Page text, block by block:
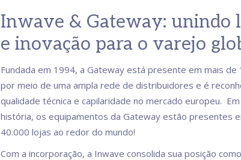
Inwave & Gateway: unindo
e inovação para o varejo
Fundada em 1994, a Gateway está presente em mais de
por meio de uma ampla rede de distribuidores e é
qualidade técnica e capilaridade no mercado europeu.
história, os equipamentos da Gateway estão presentes
40.000 lojas ao redor do mundo!
Com a incorporação, a Inwave consolida sua posição